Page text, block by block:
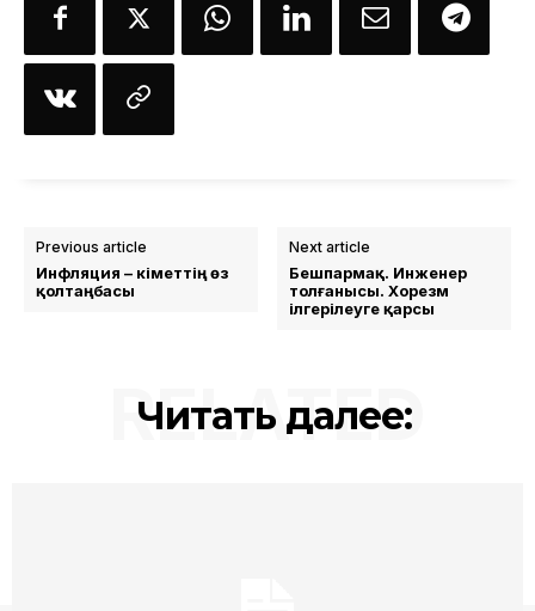
Previous article
Инфляция – үкіметтің өз
қолтаңбасы
Next article
Бешпармақ. Инженер
толғанысы. Хорезм
ілгерілеуге қарсы
Читать далее:
RELATED